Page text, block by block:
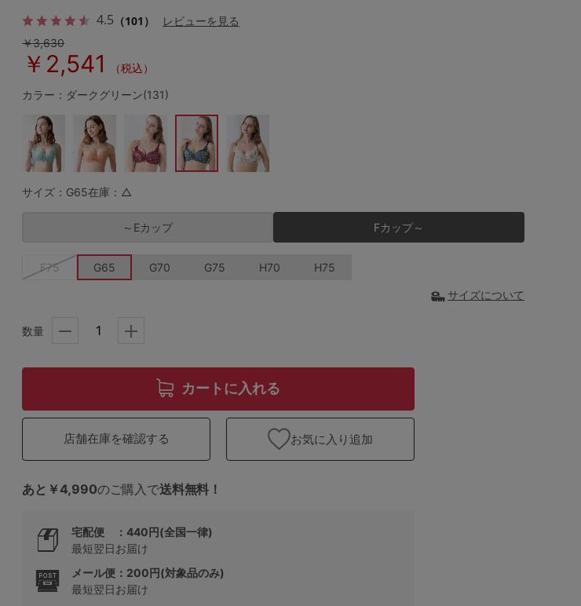
お気に入り
新着アイテム
ランキング
高評価レビューアイテム
WEB限定アイテム
特集ページ
4.5 （101） レビューを見る
￥3,630
￥2,541
（税込）
カラー：ダークグリーン(131)
サイズ：G65在庫：△
～Eカップ Fカップ～
F75 G65 G70 G75 H70 H75
サイズについて
数量
カートに入れる
店舗在庫を確認する お気に入り追加
あと￥4,990のご購入で送料無料！
宅配便 ：440円(全国一律)
最短翌日お届け
メール便：200円(対象品のみ)
最短翌日お届け